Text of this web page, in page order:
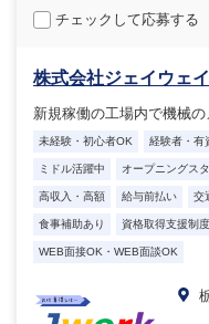
チェックして応募する
株式会社ジェイウェ
新規稼働の工場内で機械
未経験・初心者OK 経験者・有
ミドル活躍中 オープニングス
高収入・高額 給与前払い 交
食事補助あり 資格取得支援制度
WEB面接OK・WEB面談OK